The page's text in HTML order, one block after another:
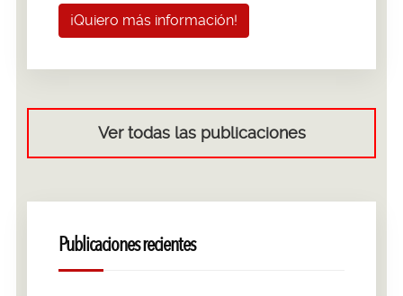
¡Quiero más información!
Ver todas las publicaciones
Publicaciones recientes